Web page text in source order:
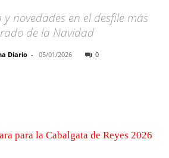
novedades en el desfile más
de la Navidad
Diario - 05/01/2026 0